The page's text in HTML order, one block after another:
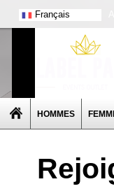
Français
HOMMES